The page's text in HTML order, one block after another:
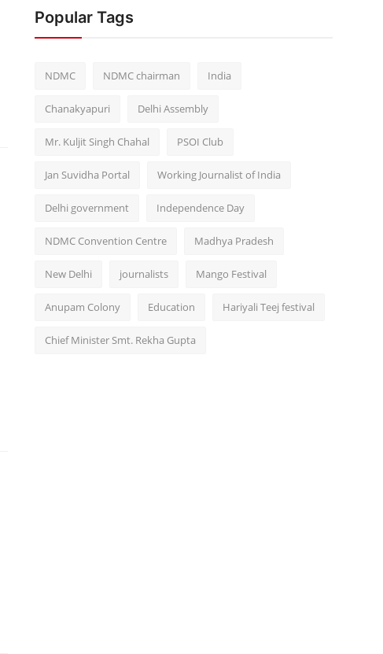
Popular Tags
NDMC NDMC chairman India
Chanakyapuri Delhi Assembly
Mr. Kuljit Singh Chahal PSOI Club
Jan Suvidha Portal Working Journalist of India
Delhi government Independence Day
NDMC Convention Centre Madhya Pradesh
New Delhi journalists Mango Festival
Anupam Colony Education Hariyali Teej festival
Chief Minister Smt. Rekha Gupta